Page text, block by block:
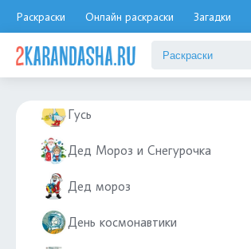
Раскраски Онлайн раскраски Загадки
Гусеницы
Гусь
Дед Мороз и Снегурочка
Дед мороз
День космонавтики